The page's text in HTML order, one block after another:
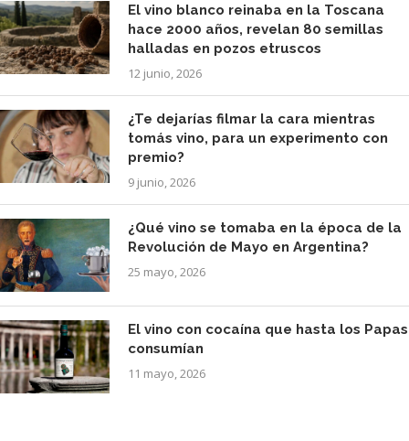
El vino blanco reinaba en la Toscana
hace 2000 años, revelan 80 semillas
halladas en pozos etruscos
12 junio, 2026
¿Te dejarías filmar la cara mientras
tomás vino, para un experimento con
premio?
9 junio, 2026
¿Qué vino se tomaba en la época de la
Revolución de Mayo en Argentina?
25 mayo, 2026
El vino con cocaína que hasta los Papas
consumían
11 mayo, 2026